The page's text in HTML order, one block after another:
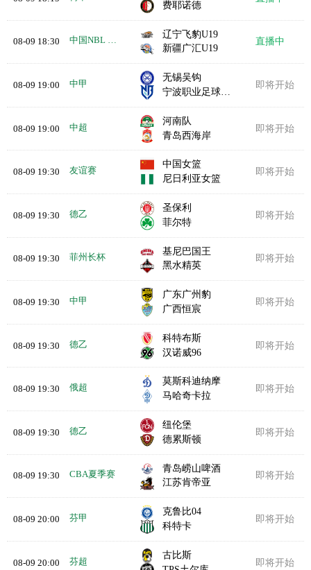
费耶诺德
08-09 18:30 中国NBL U19
辽宁飞豹U19
新疆广汇U19
直播中
08-09 19:00 中甲
无锡吴钩
宁波职业足球俱乐部
即将开始
08-09 19:00 中超
河南队
青岛西海岸
即将开始
08-09 19:30 友谊赛
中国女篮
尼日利亚女篮
即将开始
08-09 19:30 德乙
圣保利
菲尔特
即将开始
08-09 19:30 菲州长杯
基尼巴国王
黑水精英
即将开始
08-09 19:30 中甲
广东广州豹
广西恒宸
即将开始
08-09 19:30 德乙
科特布斯
汉诺威96
即将开始
08-09 19:30 俄超
莫斯科迪纳摩
马哈奇卡拉
即将开始
08-09 19:30 德乙
纽伦堡
德累斯顿
即将开始
08-09 19:30 CBA夏季赛
青岛崂山啤酒
江苏肯帝亚
即将开始
08-09 20:00 芬甲
克鲁比04
科特卡
即将开始
08-09 20:00 芬超
古比斯
即将开始